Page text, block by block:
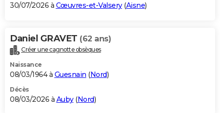
BONS PLANS
Carte de Noël
Carte Bonne année
Carte Saint-Valentin
Carte Pâques
Carte d'anniversaire
DICTIONNAIRE
Dictionnaire
Biographies
Citations
Expressions
Proverbes
PROGRAMME TV
S'inscrire
Se connecter
Lycées
Collèges
Primaires
Universités
Entreprises
Service militaire
Avis de recherche
AVIS DE DÉCÈS
30/07/2026 à Cœuvres-et-Valsery(Aisne)
Daniel GRAVET (62 ans)
Créer une cagnotte obsèques
Naissance
08/03/1964 à Guesnain (Nord)
Décès
08/03/2026 à Auby(Nord)